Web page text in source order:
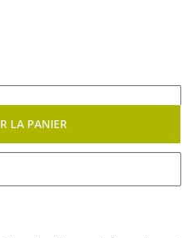
LA PANIER
variantes. Veuillez
choix.